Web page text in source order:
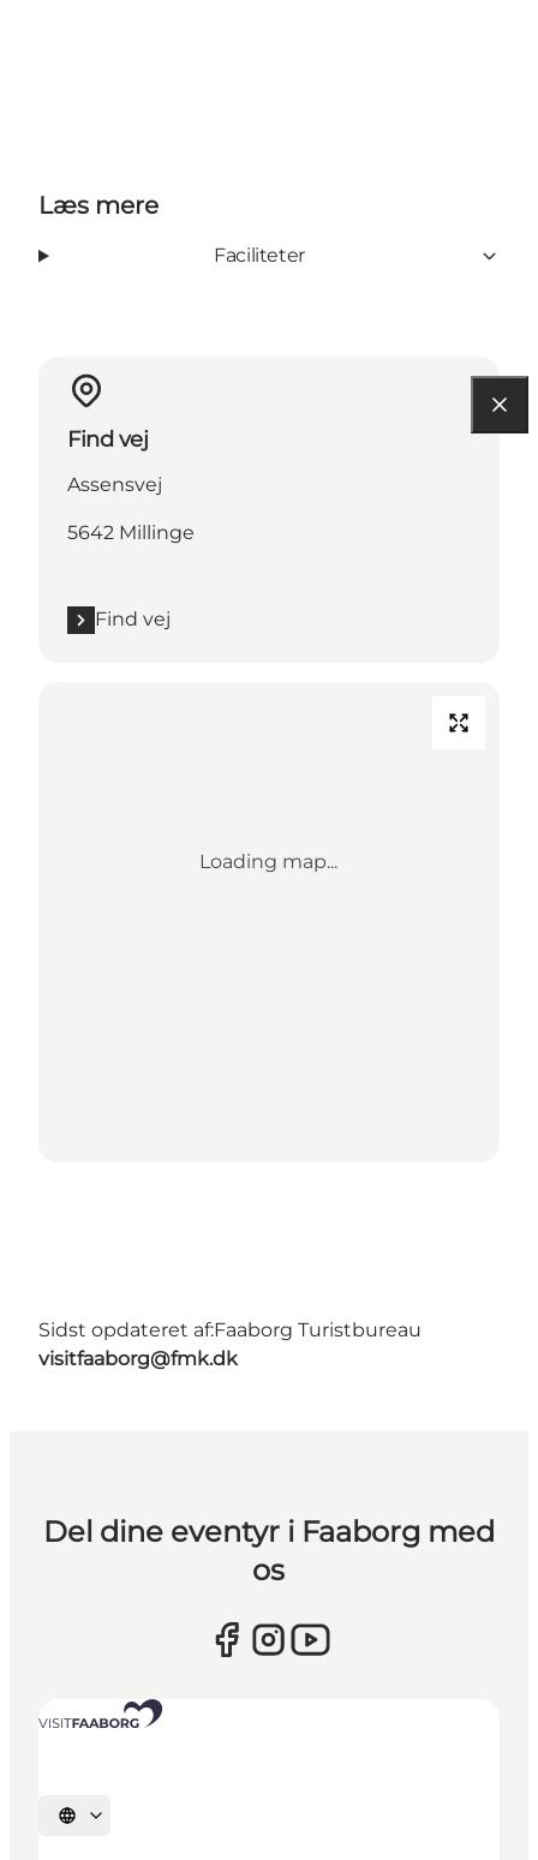
Læs mere
Faciliteter
Find vej
Assensvej
5642 Millinge
Find vej
Loading map...
Sidst opdateret af:Faaborg Turistbureau
visitfaaborg@fmk.dk
Del dine eventyr i Faaborg med
os
Vælg sprog